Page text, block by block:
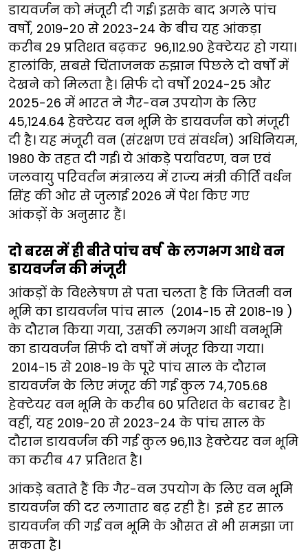
डायवर्जन को मंजूरी दी गई। इसके बाद अगले पांच
वर्षों, 2019-20 से 2023-24 के बीच यह आंकड़ा
करीब 29 प्रतिशत बढ़कर 96,112.90 हेक्टेयर हो गया।
हालांकि, सबसे चिंताजनक रुझान पिछले दो वर्षों में
देखने को मिलता है। सिर्फ दो वर्षों 2024-25 और
2025-26 में भारत ने गैर-वन उपयोग के लिए
45,124.64 हेक्टेयर वन भूमि के डायवर्जन को मंजूरी
दी है। यह मंजूरी वन (संरक्षण एवं संवर्धन) अधिनियम,
1980 के तहत दी गई। ये आंकड़े पर्यावरण, वन एवं
जलवायु परिवर्तन मंत्रालय में राज्य मंत्री कीर्ति वर्धन
सिंह की ओर से जुलाई 2026 में पेश किए गए
आंकड़ों के अनुसार हैं।
दो बरस में ही बीते पांच वर्ष के लगभग आधे वन
डायवर्जन की मंजूरी
आंकड़ों के विश्लेषण से पता चलता है कि जितनी वन
भूमि का डायवर्जन पांच साल (2014-15 से 2018-19 )
के दौरान किया गया, उसकी लगभग आधी वनभूमि
का डायवर्जन सिर्फ दो वर्षों में मंजूर किया गया।
2014-15 से 2018-19 के पूरे पांच साल के दौरान
डायवर्जन के लिए मंजूर की गई कुल 74,705.68
हेक्टेयर वन भूमि के करीब 60 प्रतिशत के बराबर है।
वहीं, यह 2019-20 से 2023-24 के पांच साल के
दौरान डायवर्जन की गई कुल 96,113 हेक्टेयर वन भूमि
का करीब 47 प्रतिशत है।
आंकड़े बताते हैं कि गैर-वन उपयोग के लिए वन भूमि
डायवर्जन की दर लगातार बढ़ रही है। इसे हर साल
डायवर्जन की गई वन भूमि के औसत से भी समझा जा
सकता है।